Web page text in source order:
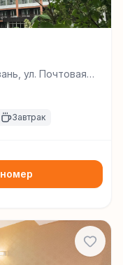
ул. Почтовая
В, Рязань
Завтрак